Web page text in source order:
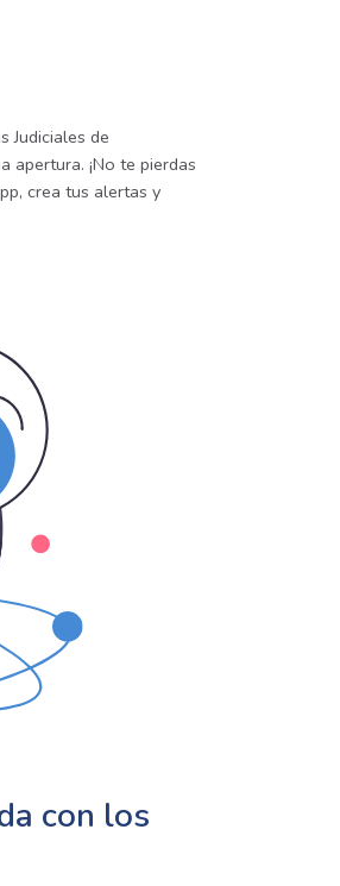
Judiciales de
apertura. ¡No te pierdas
crea tus alertas y
con los